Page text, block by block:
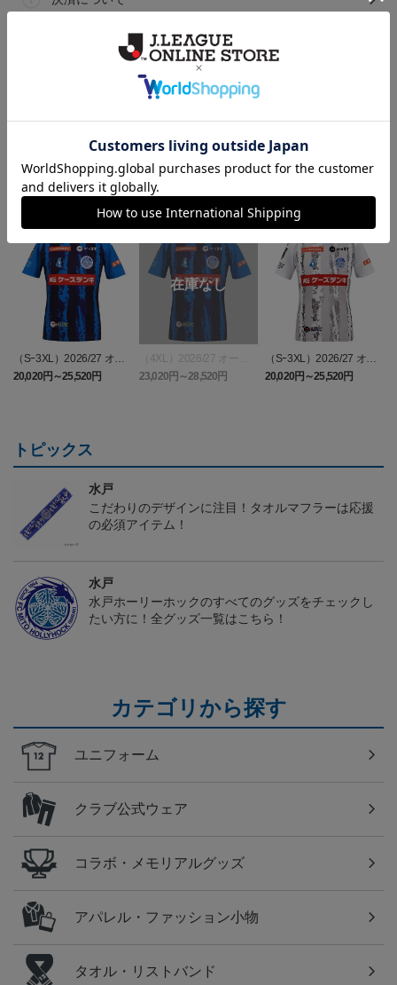
ギフト対応について
ヘルプページ
ランキング
（Sｰ3XL）2026/27 オー
センティックユニフォー
ム FP 1st
20,020円～25,520円
（4XL）2026/27 オーセ
ンティックユニフォーム
FP 1st
23,020円～28,520円
（Sｰ3XL）2026/27 オー
センティックユニフォー
ム FP 2nd
20,020円～25,520円
トピックス
水戸
こだわりのデザインに注目！タオルマフラーは応援
の必須アイテム！
水戸
水戸ホーリーホックのすべてのグッズをチェックし
たい方に！全グッズ一覧はこちら！
カテゴリから探す
ユニフォーム
クラブ公式ウェア
コラボ・メモリアルグッズ
アパレル・ファッション小物
タオル・リストバンド